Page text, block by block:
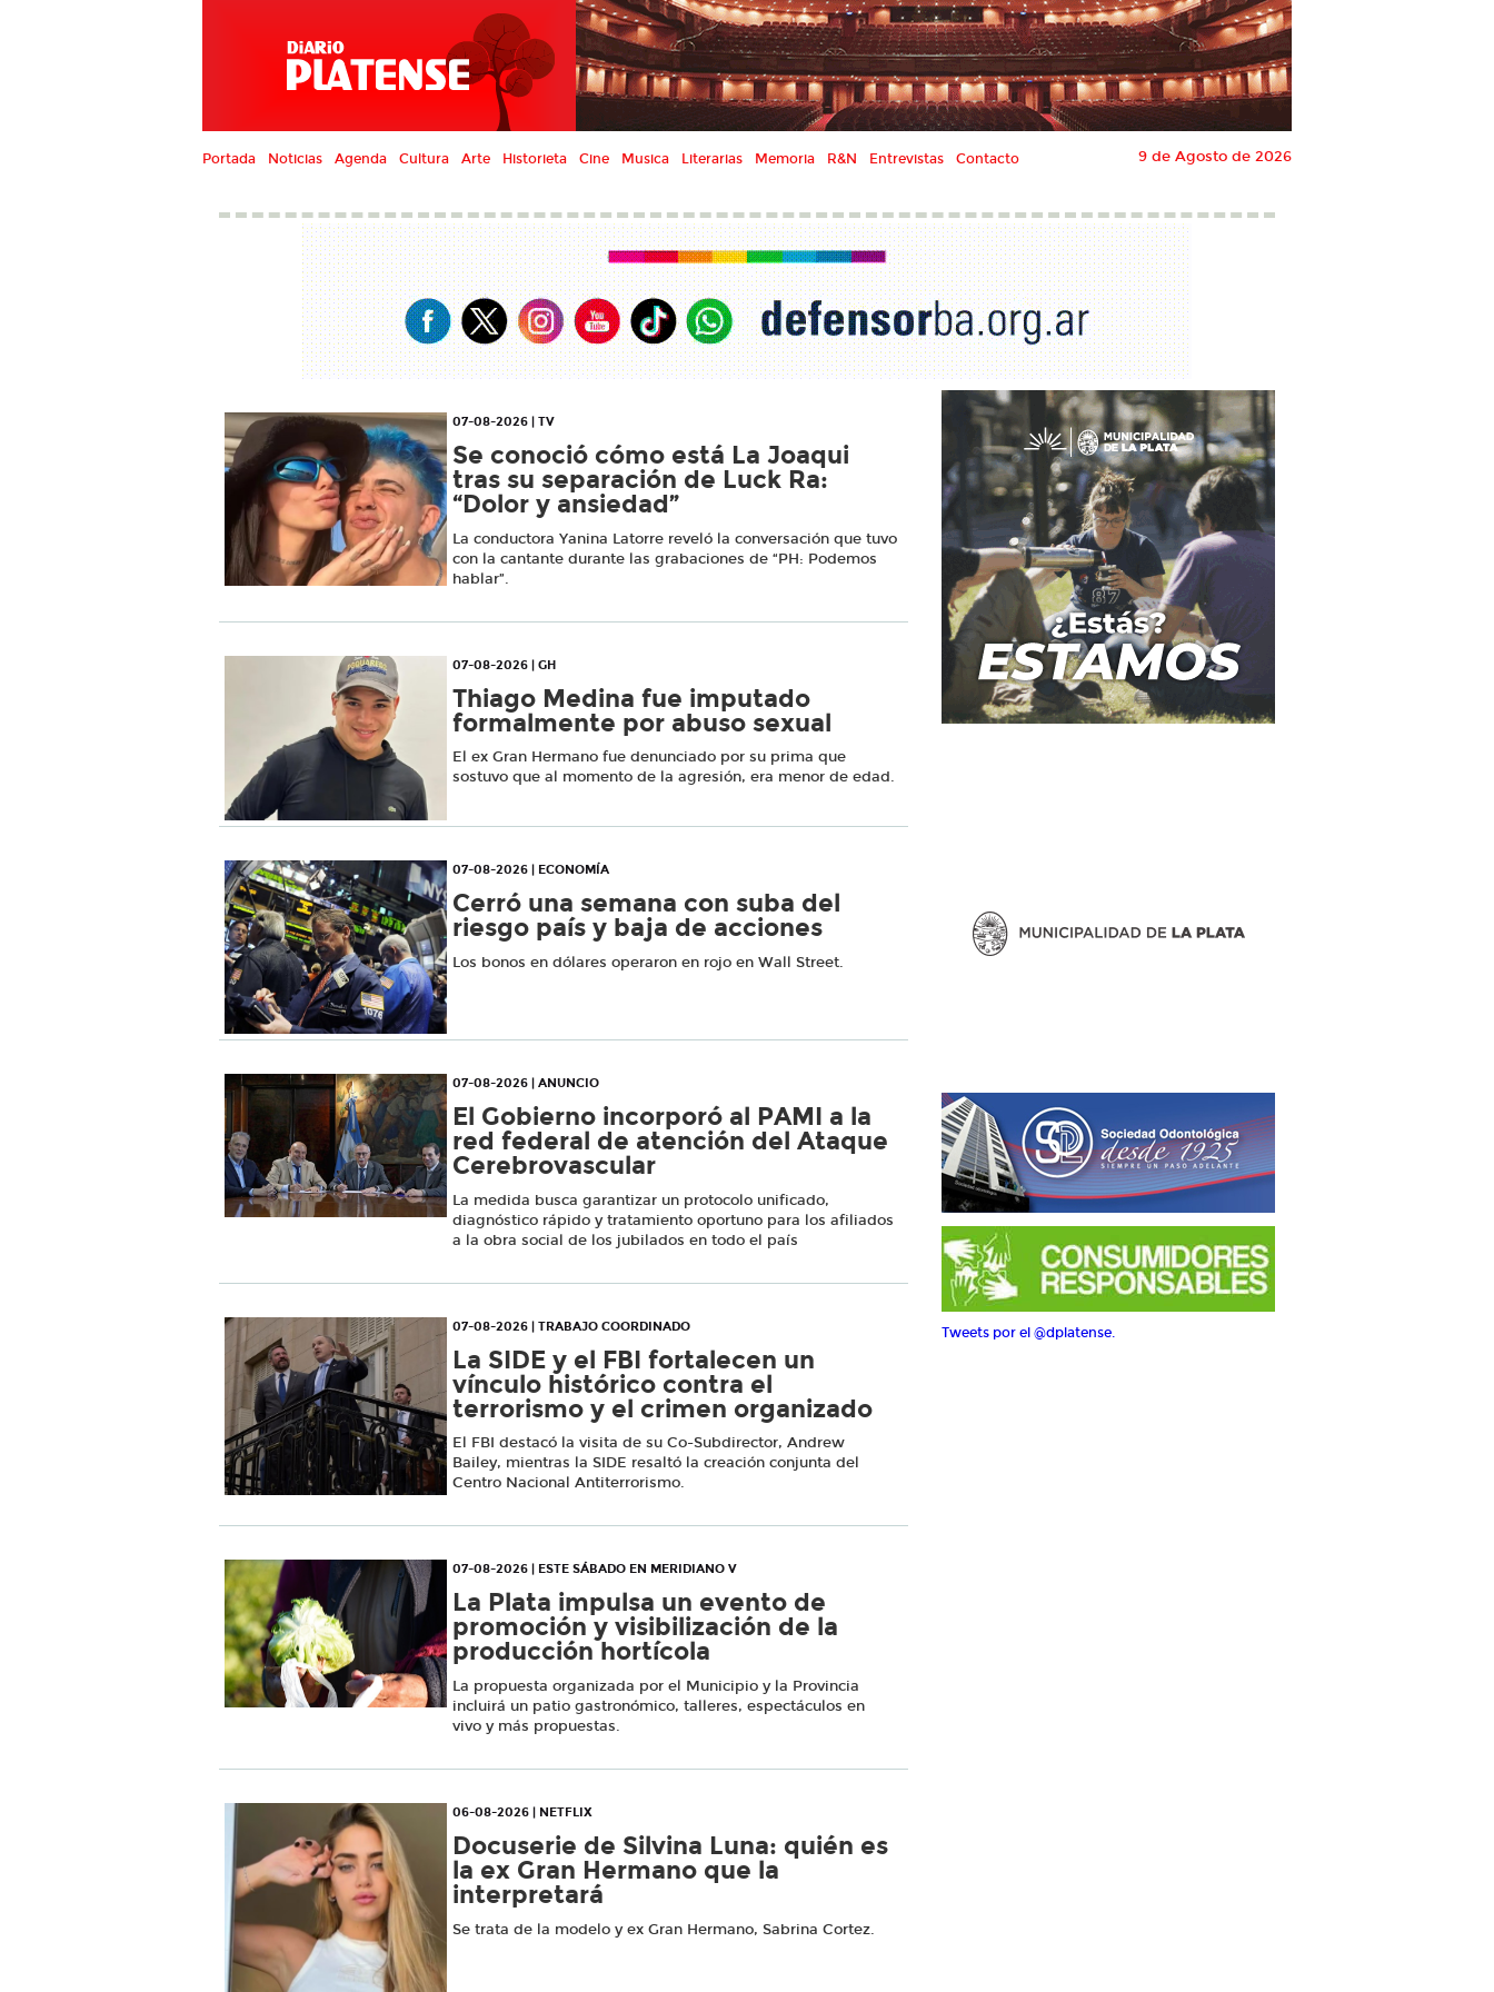
Portada Noticias Agenda Cultura Arte Historieta Cine Musica Literarias Memoria R&N Entrevistas Contacto 9 de Agosto de 2026
07-08-2026 | TV
Se conoció cómo está La Joaqui
tras su separación de Luck Ra:
“Dolor y ansiedad”
La conductora Yanina Latorre reveló la conversación que tuvo
con la cantante durante las grabaciones de “PH: Podemos
hablar”.
07-08-2026 | GH
Thiago Medina fue imputado
formalmente por abuso sexual
El ex Gran Hermano fue denunciado por su prima que
sostuvo que al momento de la agresión, era menor de edad.
07-08-2026 | ECONOMÍA
Cerró una semana con suba del
riesgo país y baja de acciones
Los bonos en dólares operaron en rojo en Wall Street.
07-08-2026 | ANUNCIO
El Gobierno incorporó al PAMI a la
red federal de atención del Ataque
Cerebrovascular
La medida busca garantizar un protocolo unificado,
diagnóstico rápido y tratamiento oportuno para los afiliados
a la obra social de los jubilados en todo el país
07-08-2026 | TRABAJO COORDINADO
La SIDE y el FBI fortalecen un
vínculo histórico contra el
terrorismo y el crimen organizado
El FBI destacó la visita de su Co-Subdirector, Andrew
Bailey, mientras la SIDE resaltó la creación conjunta del
Centro Nacional Antiterrorismo.
07-08-2026 | ESTE SÁBADO EN MERIDIANO V
La Plata impulsa un evento de
promoción y visibilización de la
producción hortícola
La propuesta organizada por el Municipio y la Provincia
incluirá un patio gastronómico, talleres, espectáculos en
vivo y más propuestas.
06-08-2026 | NETFLIX
Docuserie de Silvina Luna: quién es
la ex Gran Hermano que la
interpretará
Se trata de la modelo y ex Gran Hermano, Sabrina Cortez.
Tweets por el @dplatense.